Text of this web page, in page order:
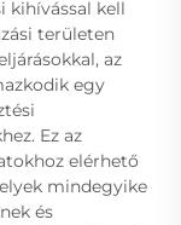
kihívással kell
területen
az
egy
Ez az
elérhető
mindegyike
és